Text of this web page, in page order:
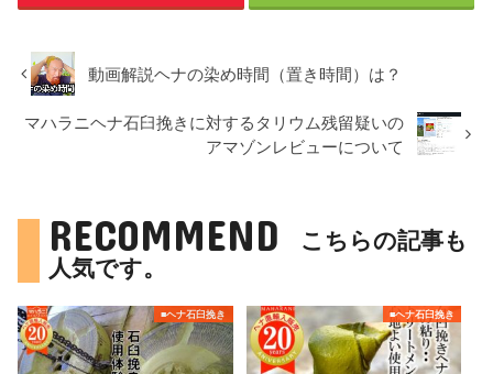
動画解説ヘナの染め時間（置き時間）は？
マハラニヘナ石臼挽きに対するタリウム残留疑いの
アマゾンレビューについて
RECOMMEND
こちらの記事も
人気です。
■ヘナ石臼挽き ■ヘナ石臼挽き